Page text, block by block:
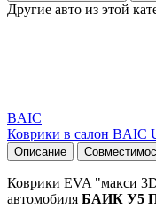
Другие авто из этой
BAIC
Коврики в салон BAIC
Описание
Коврики EVA "макси
автомобиля БАИК У5